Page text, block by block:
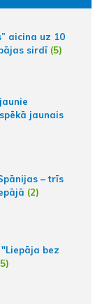
aicina uz 10
sirdī (5)
jaunais
– trīs
(2)
bez